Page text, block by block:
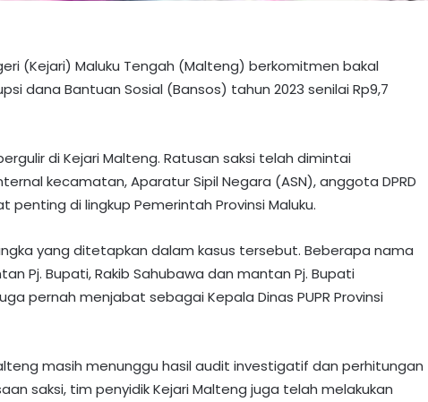
(Kejari) Maluku Tengah (Malteng) berkomitmen bakal
dana Bantuan Sosial (Bansos) tahun 2023 senilai Rp9,7
di Kejari Malteng. Ratusan saksi telah dimintai
kecamatan, Aparatur Sipil Negara (ASN), anggota DPRD
di lingkup Pemerintah Provinsi Maluku.
yang ditetapkan dalam kasus tersebut. Beberapa nama
Pj. Bupati, Rakib Sahubawa dan mantan Pj. Bupati
pernah menjabat sebagai Kepala Dinas PUPR Provinsi
masih menunggu hasil audit investigatif dan perhitungan
saksi, tim penyidik Kejari Malteng juga telah melakukan